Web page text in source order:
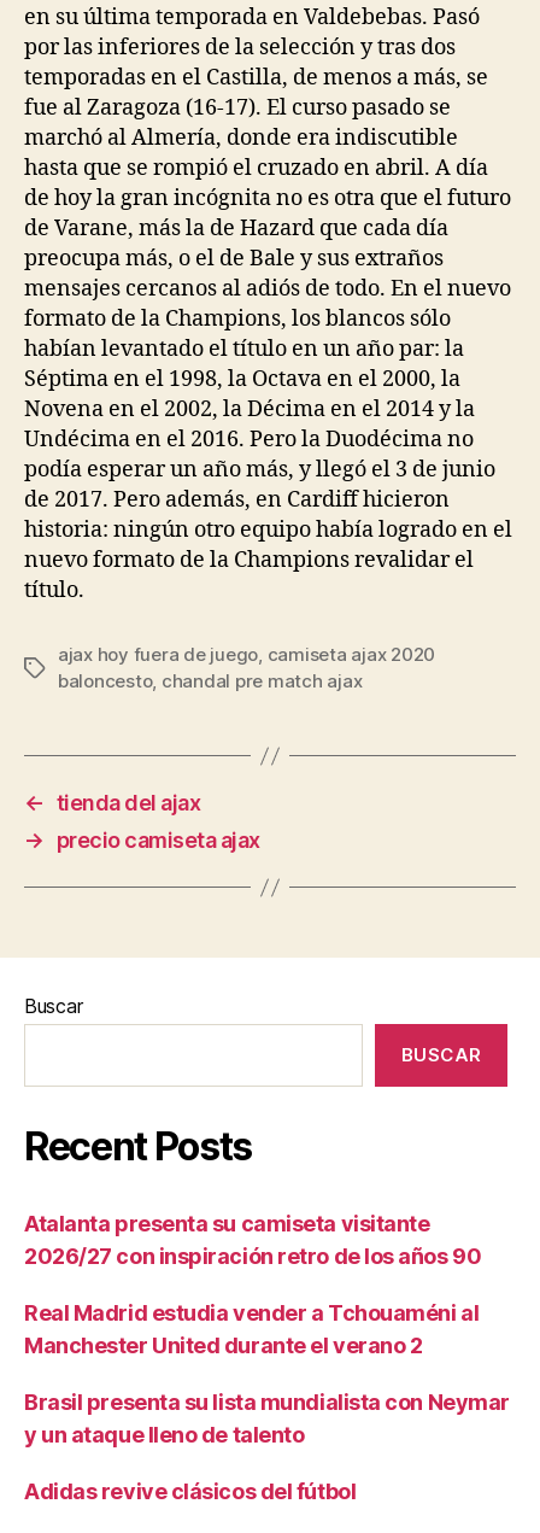
en su última temporada en Valdebebas. Pasó
por las inferiores de la selección y tras dos
temporadas en el Castilla, de menos a más, se
fue al Zaragoza (16-17). El curso pasado se
marchó al Almería, donde era indiscutible
hasta que se rompió el cruzado en abril. A día
de hoy la gran incógnita no es otra que el futuro
de Varane, más la de Hazard que cada día
preocupa más, o el de Bale y sus extraños
mensajes cercanos al adiós de todo. En el nuevo
formato de la Champions, los blancos sólo
habían levantado el título en un año par: la
Séptima en el 1998, la Octava en el 2000, la
Novena en el 2002, la Décima en el 2014 y la
Undécima en el 2016. Pero la Duodécima no
podía esperar un año más, y llegó el 3 de junio
de 2017. Pero además, en Cardiff hicieron
historia: ningún otro equipo había logrado en el
nuevo formato de la Champions revalidar el
título.
Etiquetas
ajax hoy fuera de juego, camiseta ajax 2020
baloncesto, chandal pre match ajax
← tienda del ajax
→
precio camiseta ajax
Buscar
BUSCAR
Recent Posts
Atalanta presenta su camiseta visitante
2026/27 con inspiración retro de los años 90
Real Madrid estudia vender a Tchouaméni al
Manchester United durante el verano 2
Brasil presenta su lista mundialista con Neymar
y un ataque lleno de talento
Adidas revive clásicos del fútbol